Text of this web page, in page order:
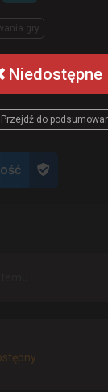
Niedostępne
Przejdź do
gry